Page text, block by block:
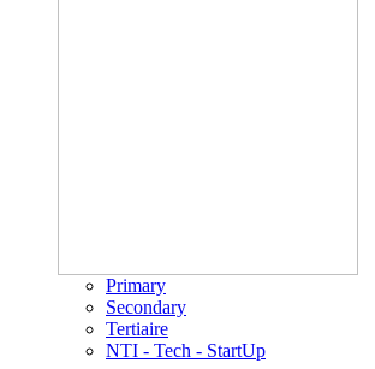
Primary
Secondary
Tertiaire
NTI - Tech - StartUp